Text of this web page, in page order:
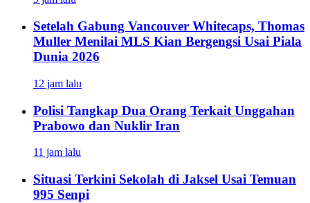
Setelah Gabung Vancouver Whitecaps, Thomas
Muller Menilai MLS Kian Bergengsi Usai Piala
Dunia 2026
12 jam lalu
Polisi Tangkap Dua Orang Terkait Unggahan
Prabowo dan Nuklir Iran
11 jam lalu
Situasi Terkini Sekolah di Jaksel Usai Temuan
995 Senpi